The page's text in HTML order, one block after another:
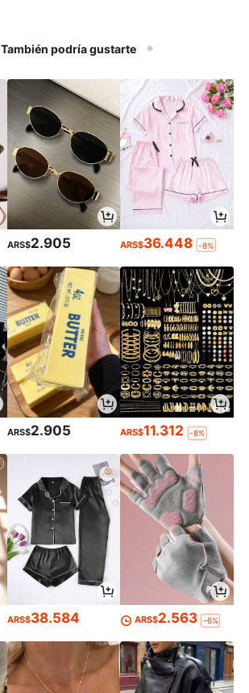
También podría gustarte
ARS$2.905 ARS$36.448 -8%
ARS$2.905 ARS$11.312 -8%
ARS$38.584 ARS$2.563 -6%